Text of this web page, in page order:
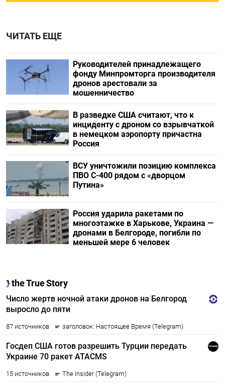
ЧИТАТЬ ЕЩЕ
Руководителей принадлежащего
фонду Минпромторга производителя
дронов арестовали за
мошенничество
В разведке США считают, что к
инциденту с дроном со взрывчаткой
в немецком аэропорту причастна
Россия
ВСУ уничтожили позицию комплекса
ПВО С-400 рядом с «дворцом
Путина»
Россия ударила ракетами по
многоэтажке в Харькове, Украина —
дронами в Белгороде, погибли по
меньшей мере 6 человек